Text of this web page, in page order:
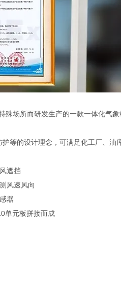
场所而研发生产的一款一体化气象
的设计理念，可满足化工厂、油
遮挡
风速风向
器
单元板拼接而成